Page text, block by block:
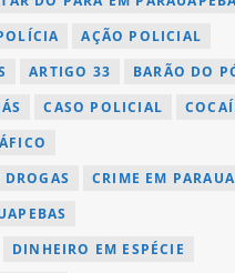
AÇÃO POLICIAL
ARTIGO 33
BARÃO DO
CASO POLICIAL
CRIME EM
DINHEIRO EM ESPÉCIE